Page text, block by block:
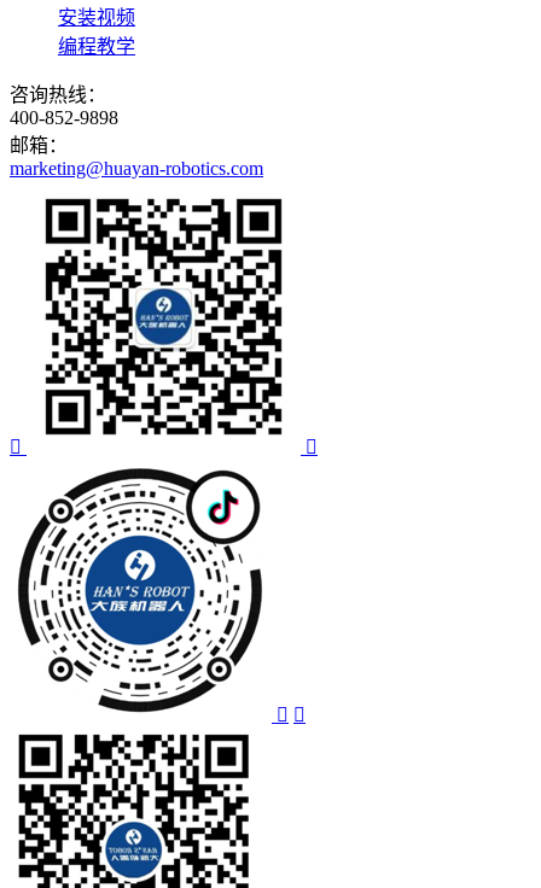
安装视频
编程教学
咨询热线：
400-852-9898
邮箱：
marketing@huayan-robotics.com